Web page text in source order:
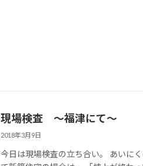
現場検査 ～福津にて～
2018年3月9日
今日は現場検査の立ち合い。 あいに